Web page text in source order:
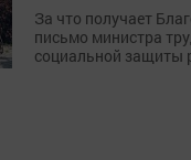
За что получает
письмо министра
социальной защиты